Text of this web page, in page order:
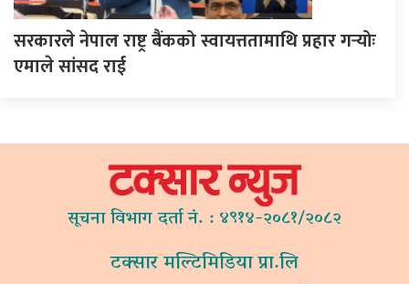
सरकारले नेपाल राष्ट्र बैंकको स्वायत्ततामाथि प्रहार गर्‍योः
एमाले सांसद राई
सूचना विभाग दर्ता नं. : ४९१४-२०८१/२०८२
टक्सार मल्टिमिडिया प्रा.लि